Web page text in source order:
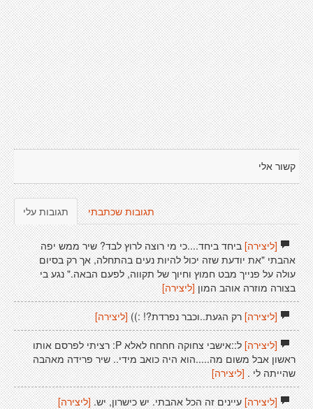
קשור אלי
תגובות עלי תגובות שכתבתי
[ליצירה]ביחד ביחד....כי מי רוצה לרוץ לבד? שיר ממש יפה
אהבתי "את יודעת שזה יכול להיות נעים בהתחלה, אך רק בסיום
עולה על פנייך מבט חמוץ וחיוך של תקווה, לפעם הבאה." נגע בי
בצורה מוזרה אוהב המון [ליצירה]
[ליצירה]רק הגעת..וכבר נפרדת?! :)) [ליצירה]
[ליצירה]
ל::אישבי צחוקה חחחח לאלא P: רציתי לפרסם אותו
ראשון אבל משום מה.....הוא היה כואב מידי.. שיר פרידה מאהבה
שהייתה לי .[ליצירה]
[ליצירה]עיינים זה הכל אהבתי. יש כישרון, יש. [ליצירה]